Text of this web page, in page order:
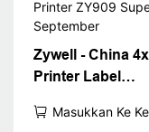
Zywell - China
Printer Label
Desain Baru
Masukkan Ke